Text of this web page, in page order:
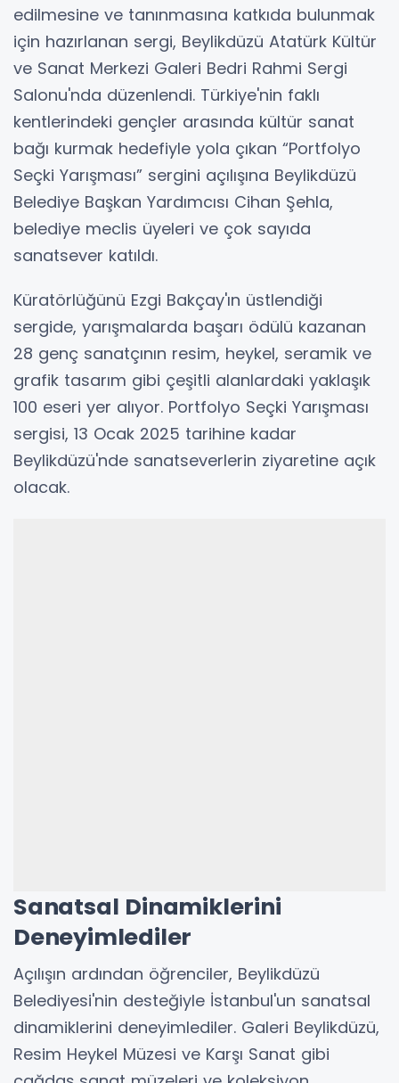
edilmesine ve tanınmasına katkıda bulunmak
için hazırlanan sergi, Beylikdüzü Atatürk Kültür
ve Sanat Merkezi Galeri Bedri Rahmi Sergi
Salonu'nda düzenlendi. Türkiye'nin faklı
kentlerindeki gençler arasında kültür sanat
bağı kurmak hedefiyle yola çıkan “Portfolyo
Seçki Yarışması” sergini açılışına Beylikdüzü
Belediye Başkan Yardımcısı Cihan Şehla,
belediye meclis üyeleri ve çok sayıda
sanatsever katıldı.
Küratörlüğünü Ezgi Bakçay'ın üstlendiği
sergide, yarışmalarda başarı ödülü kazanan
28 genç sanatçının resim, heykel, seramik ve
grafik tasarım gibi çeşitli alanlardaki yaklaşık
100 eseri yer alıyor. Portfolyo Seçki Yarışması
sergisi, 13 Ocak 2025 tarihine kadar
Beylikdüzü'nde sanatseverlerin ziyaretine açık
olacak.
Sanatsal Dinamiklerini
Deneyimlediler
Açılışın ardından öğrenciler, Beylikdüzü
Belediyesi'nin desteğiyle İstanbul'un sanatsal
dinamiklerini deneyimlediler. Galeri Beylikdüzü,
Resim Heykel Müzesi ve Karşı Sanat gibi